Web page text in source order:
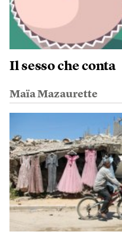
Il sesso che conta
Maïa Mazaurette